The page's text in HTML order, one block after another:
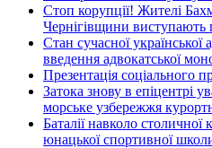
Стоп корупції! Жителі
Чернігівщини виступають
Стан сучасної української
введення адвокатської
Презентація соціального
Затока знову в епіцентрі
морське узбережжя
Баталії навколо столичної
юнацької спортивної